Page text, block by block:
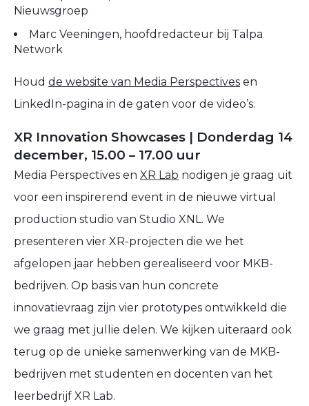
Nieuwsgroep
Marc Veeningen, hoofdredacteur bij Talpa
Network
Houd de website van Media Perspectives en
LinkedIn-pagina in de gaten voor de video’s.
XR Innovation Showcases | Donderdag 14
december, 15.00 – 17.00 uur
Media Perspectives en XR Lab nodigen je graag uit
voor een inspirerend event in de nieuwe virtual
production studio van Studio XNL. We
presenteren vier XR-projecten die we het
afgelopen jaar hebben gerealiseerd voor MKB-
bedrijven. Op basis van hun concrete
innovatievraag zijn vier prototypes ontwikkeld die
we graag met jullie delen. We kijken uiteraard ook
terug op de unieke samenwerking van de MKB-
bedrijven met studenten en docenten van het
leerbedrijf XR Lab.